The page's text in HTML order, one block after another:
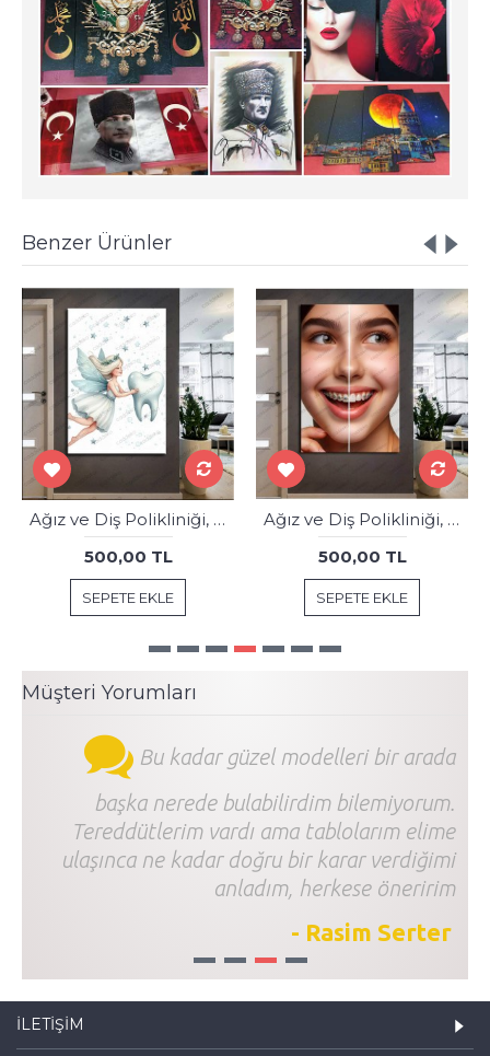
Benzer Ürünler
Ağız ve Diş Polikliniği, Dişçi Tabloları Dekoratif Diş, Dekoratif Dişçi, Dişçi Dekorasyonu dsc617
500,00 TL
SEPETE EKLE
Ağız ve Diş Polikliniği, Dişçi Tabloları Dekoratif Diş, Dekoratif Dişçi, Dişçi Dekorasyonu dsc333
500,00 TL
SEPETE EKLE
Müşteri Yorumları
Bu kadar güzel modelleri bir arada
başka nerede bulabilirdim bilemiyorum.
Tereddütlerim vardı ama tablolarım elime
ulaşınca ne kadar doğru bir karar verdiğimi
anladım, herkese öneririm
- Rasim Serter
1 2 3 4
İLETIŞIM